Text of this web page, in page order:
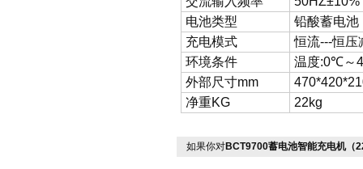
电池类型
铅酸蓄电池
充电模式
恒流---恒压
环境条件
温度:0℃～
外部尺寸mm
净重KG 22kg
如果你对BCT9700蓄电池智能充电机（